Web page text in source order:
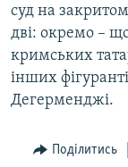
суд на
дві: окремо –
кримських
інших
Дегерменджі.
Поділитись